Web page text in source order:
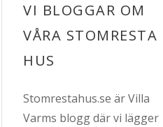
VI BLOGGAR OM
VÅRA STOMRESTA
HUS
Stomrestahus.se är Villa
Varms blogg där vi lägger